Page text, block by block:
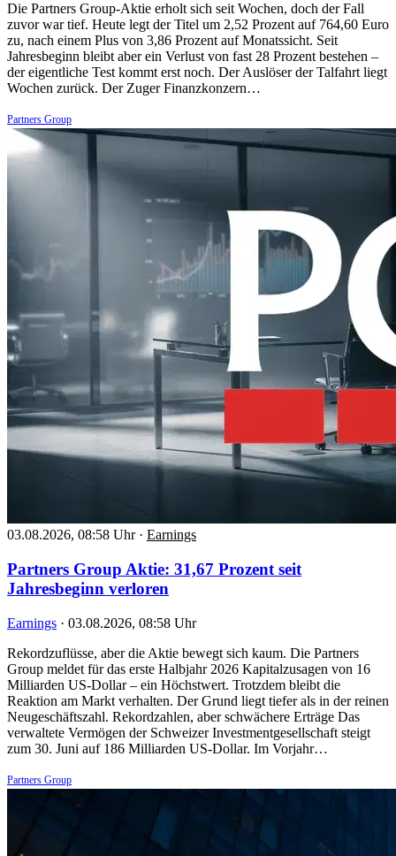
Die Partners Group-Aktie erholt sich seit Wochen, doch der Fall
zuvor war tief. Heute legt der Titel um 2,52 Prozent auf 764,60 Euro
zu, nach einem Plus von 3,86 Prozent auf Monatssicht. Seit
Jahresbeginn bleibt aber ein Verlust von fast 28 Prozent bestehen –
der eigentliche Test kommt erst noch. Der Auslöser der Talfahrt liegt
Wochen zurück. Der Zuger Finanzkonzern…
Partners Group
03.08.2026, 08:58 Uhr · Earnings
Partners Group Aktie: 31,67 Prozent seit
Jahresbeginn verloren
Earnings · 03.08.2026, 08:58 Uhr
Rekordzuflüsse, aber die Aktie bewegt sich kaum. Die Partners
Group meldet für das erste Halbjahr 2026 Kapitalzusagen von 16
Milliarden US-Dollar – ein Höchstwert. Trotzdem bleibt die
Reaktion am Markt verhalten. Der Grund liegt tiefer als in der reinen
Neugeschäftszahl. Rekordzahlen, aber schwächere Erträge Das
verwaltete Vermögen der Schweizer Investmentgesellschaft steigt
zum 30. Juni auf 186 Milliarden US-Dollar. Im Vorjahr…
Partners Group